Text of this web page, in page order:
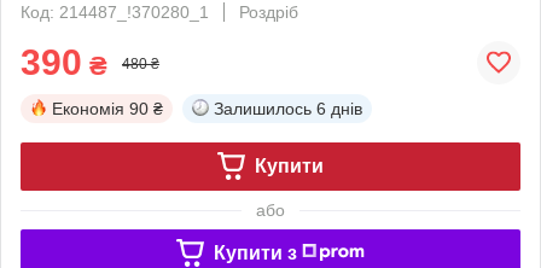
Код: 214487_!370280_1
Роздріб
390 ₴ 480 ₴
Економія 90 ₴ Залишилось 6 днів
Купити
або
Купити з